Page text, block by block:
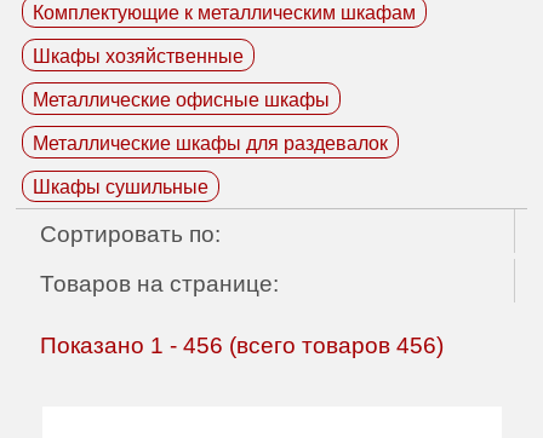
Комплектующие к металлическим шкафам
Шкафы хозяйственные
Металлические офисные шкафы
Металлические шкафы для раздевалок
Шкафы сушильные
Сортировать по:
Товаров на странице:
Показано 1 -456 (всего товаров 456)